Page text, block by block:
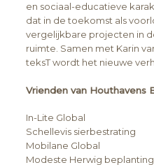
en sociaal-educatieve
dat in de toekomst als
vergelijkbare projecten in
ruimte. Samen met Karin
teksT wordt het nieuwe
Vrienden van Houthavens
In-Lite Global
Schellevis sierbestrating
Mobilane Global
Modeste Herwig